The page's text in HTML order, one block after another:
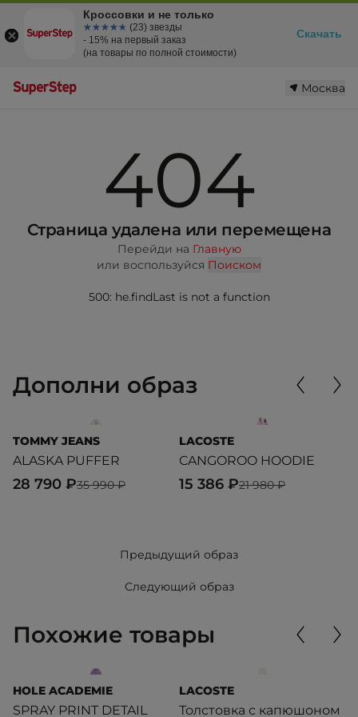
Москва
404
Страница удалена или перемещена
Перейди на Главную
или воспользуйся Поиском
500: he.findLast is not a function
Дополни образ
TOMMY JEANS
ALASKA PUFFER
35 990 ₽
28 790 ₽
LACOSTE
CANGOROO HOODIE
21 980 ₽
15 386 ₽
Предыдущий образ
Следующий образ
Похожие товары
HOLE ACADEMIE
SPRAY PRINT DETAIL
LACOSTE
Толстовка с капюшоном
Кроссовки и не только
☆☆☆☆☆
★★★★★ (23) звезды
- 15% на первый заказ
(на товары по полной стоимости)
Скачать